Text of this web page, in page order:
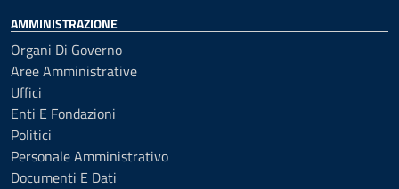
AMMINISTRAZIONE
Organi Di Governo
Aree Amministrative
Uffici
Enti E Fondazioni
Politici
Personale Amministrativo
Documenti E Dati